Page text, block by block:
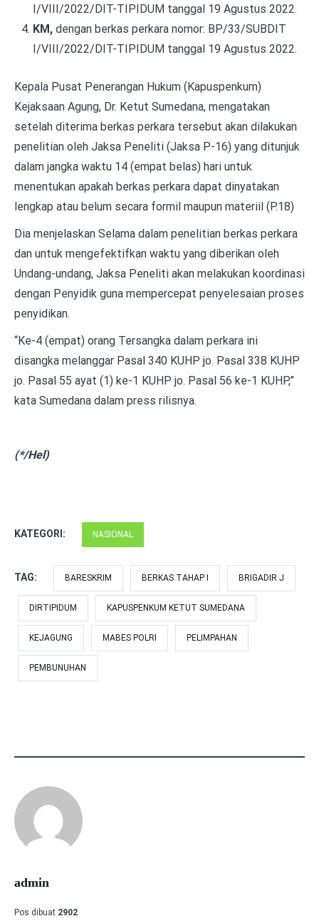
I/VIII/2022/DIT-TIPIDUM tanggal 19 Agustus 2022.
KM, dengan berkas perkara nomor: BP/33/SUBDIT
I/VIII/2022/DIT-TIPIDUM tanggal 19 Agustus 2022.
Kepala Pusat Penerangan Hukum (Kapuspenkum)
Kejaksaan Agung, Dr. Ketut Sumedana, mengatakan
setelah diterima berkas perkara tersebut akan dilakukan
penelitian oleh Jaksa Peneliti (Jaksa P-16) yang ditunjuk
dalam jangka waktu 14 (empat belas) hari untuk
menentukan apakah berkas perkara dapat dinyatakan
lengkap atau belum secara formil maupun materiil (P.18)
Dia menjelaskan Selama dalam penelitian berkas perkara
dan untuk mengefektifkan waktu yang diberikan oleh
Undang-undang, Jaksa Peneliti akan melakukan koordinasi
dengan Penyidik guna mempercepat penyelesaian proses
penyidikan.
“Ke-4 (empat) orang Tersangka dalam perkara ini
disangka melanggar Pasal 340 KUHP jo. Pasal 338 KUHP
jo. Pasal 55 ayat (1) ke-1 KUHP jo. Pasal 56 ke-1 KUHP,”
kata Sumedana dalam press rilisnya.
(*/Hel)
KATEGORI: NASIONAL
TAG: BARESKRIM BERKAS TAHAP I BRIGADIR J
DIRTIPIDUM KAPUSPENKUM KETUT SUMEDANA
KEJAGUNG MABES POLRI PELIMPAHAN
PEMBUNUHAN
admin
Pos dibuat 2902